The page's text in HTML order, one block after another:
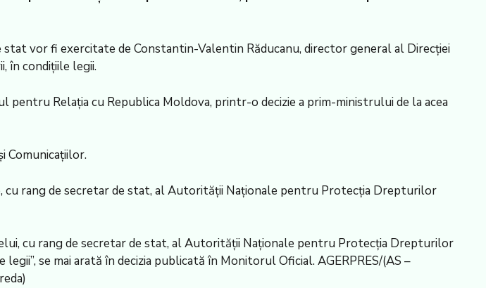
vor fi exercitate de Constantin-Valentin Răducanu, director general al Direcției
în condițiile legii.
Relația cu Republica Moldova, printr-o decizie a prim-ministrului de la acea
cu rang de secretar de stat, al Autorității Naționale pentru Protecția Drepturilor
cu rang de secretar de stat, al Autorității Naționale pentru Protecția Drepturilor
se mai arată în decizia publicată în Monitorul Oficial. AGERPRES/(AS –